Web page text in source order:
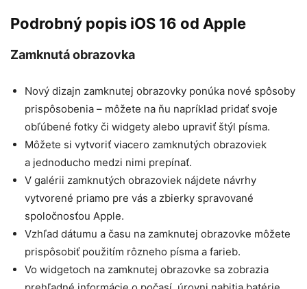
Podrobný popis iOS 16 od Apple
Zamknutá obrazovka
Nový dizajn zamknutej obrazovky ponúka nové spôsoby
prispôsobenia – môžete na ňu napríklad pridať svoje
obľúbené fotky či widgety alebo upraviť štýl písma.
Môžete si vytvoriť viacero zamknutých obrazoviek
a jednoducho medzi nimi prepínať.
V galérii zamknutých obrazoviek nájdete návrhy
vytvorené priamo pre vás a zbierky spravované
spoločnosťou Apple.
Vzhľad dátumu a času na zamknutej obrazovke môžete
prispôsobiť použitím rôzneho písma a farieb.
Vo widgetoch na zamknutej obrazovke sa zobrazia